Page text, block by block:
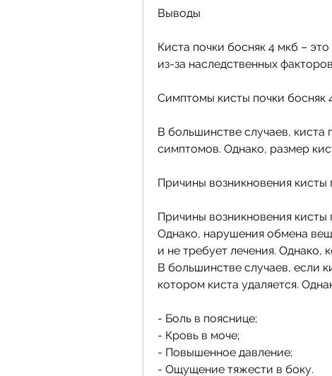
Выводы
Киста почки босняк 4 мкб –
из-за наследственных
Симптомы кисты почки босняк
В большинстве случаев, киста
симптомов. Однако, размер
Причины возникновения кисты
Причины возникновения кисты
Однако, нарушения обмена
и не требует лечения. Однако,
В большинстве случаев, если
котором киста удаляется.
- Боль в пояснице;
- Кровь в моче;
- Повышенное давление;
- Ощущение тяжести в боку.